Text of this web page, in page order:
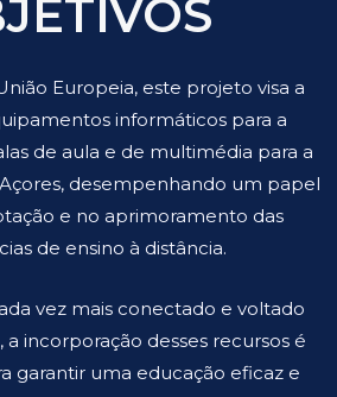
Europeia, este projeto visa a
informáticos para a
de aula e de multimédia para a
desempenhando um papel
e no aprimoramento das
de ensino à distância.
vez mais conectado e voltado
a incorporação desses recursos é
garantir uma educação eficaz e